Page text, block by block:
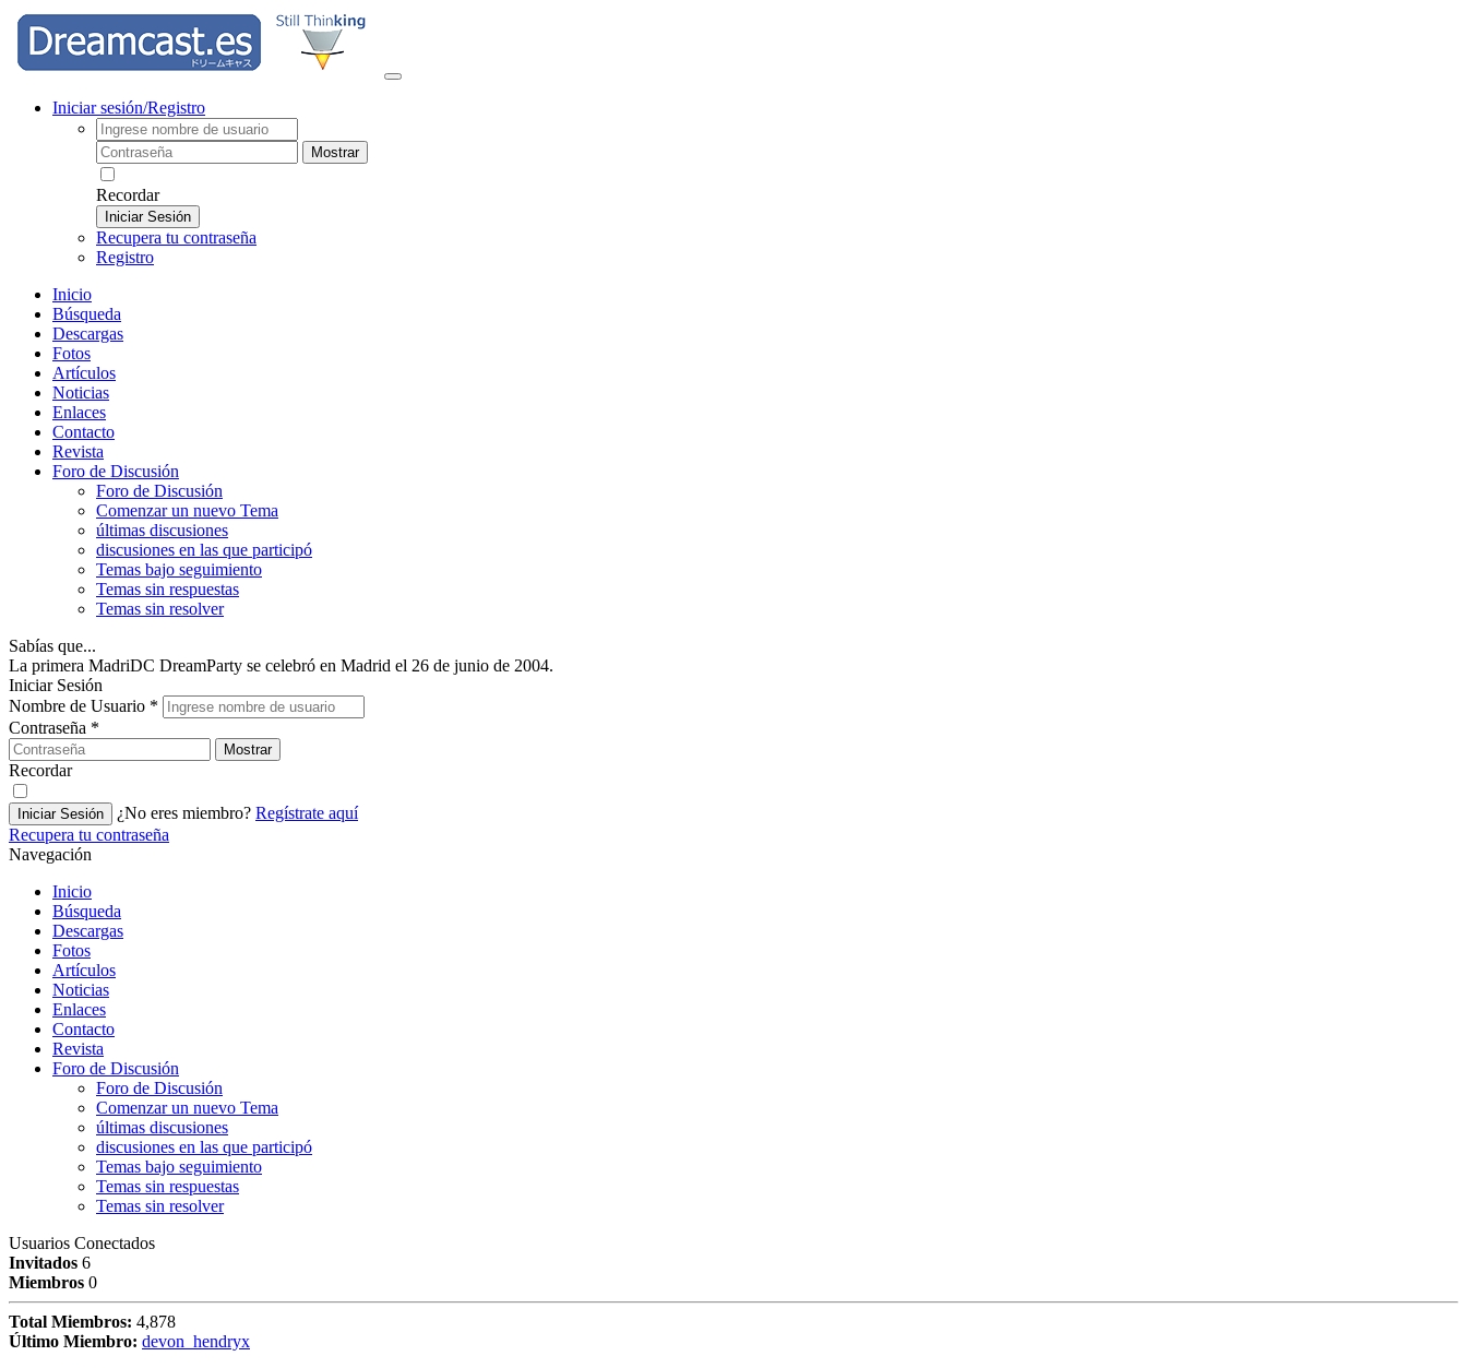
Iniciar sesión/Registro
Mostrar
Recordar
Iniciar Sesión
Recupera tu contraseña
Registro
Inicio
Búsqueda
Descargas
Fotos
Artículos
Noticias
Enlaces
Contacto
Revista
Foro de Discusión
Foro de Discusión
Comenzar un nuevo Tema
últimas discusiones
discusiones en las que participó
Temas bajo seguimiento
Temas sin respuestas
Temas sin resolver
Sabías que...
La primera MadriDC DreamParty se celebró en Madrid el 26 de junio de 2004.
Iniciar Sesión
Nombre de Usuario *
Contraseña *
Mostrar
Recordar
Iniciar Sesión ¿No eres miembro? Regístrate aquí
Recupera tu contraseña
Navegación
Inicio
Búsqueda
Descargas
Fotos
Artículos
Noticias
Enlaces
Contacto
Revista
Foro de Discusión
Foro de Discusión
Comenzar un nuevo Tema
últimas discusiones
discusiones en las que participó
Temas bajo seguimiento
Temas sin respuestas
Temas sin resolver
Usuarios Conectados
Invitados 6
Miembros 0
Total Miembros: 4,878
Último Miembro: devon_hendryx